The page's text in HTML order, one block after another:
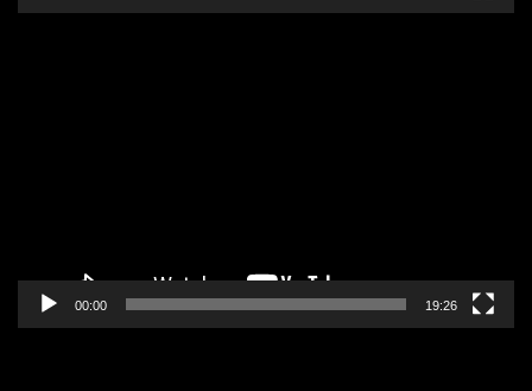
00:00 19:26